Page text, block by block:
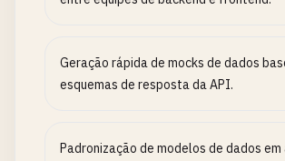
Geração rápida de mocks de dados
esquemas de resposta da API.
Padronização de modelos de dados